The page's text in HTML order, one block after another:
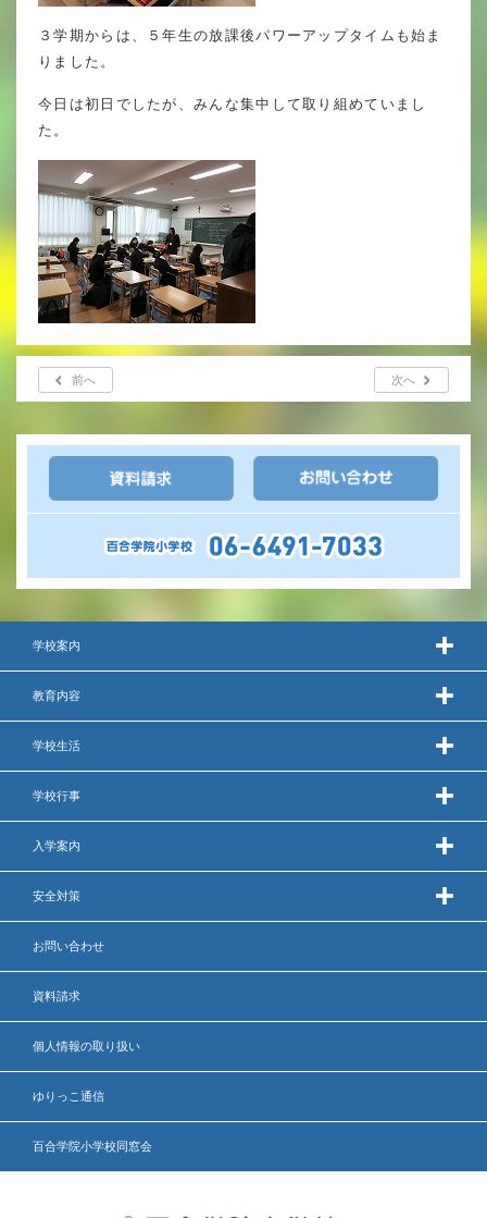
３学期からは、５年生の放課後パワーアップタイムも始ま
りました。
今日は初日でしたが、みんな集中して取り組めていまし
た。
前へ 次へ
学校案内
教育内容
学校生活
学校行事
入学案内
安全対策
お問い合わせ
資料請求
個人情報の取り扱い
ゆりっこ通信
百合学院小学校同窓会
入学金・学費
転編入試験について
説明会・公開行事
いじめ防止基本方針